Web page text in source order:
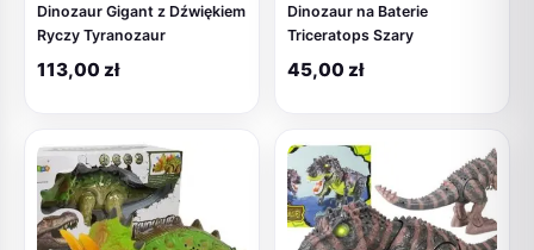
Dinozaur Gigant z Dźwiękiem
Ryczy Tyranozaur
113,00 zł
Dinozaur na Baterie
Triceratops Szary
45,00 zł